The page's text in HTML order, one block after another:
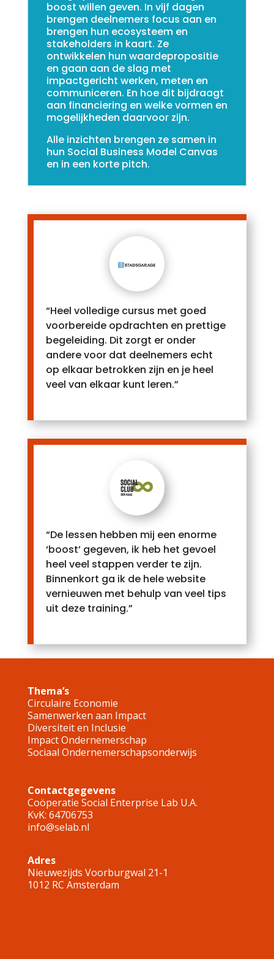
boost willen geven. In vijf dagen
brengen deelnemers focus aan en
brengen hun ecosysteem en
stakeholders in kaart. Ze
ontwikkelen hun waardepropositie
en gaan aan de slag met
impactgericht werken, meten en
communiceren. En hoe dit bijdraagt
aan financiering en welke vormen en
mogelijkheden daarvoor zijn.
Alle inzichten brengen ze samen in
hun Social Business Model Canvas
en in een korte pitch.
“Heel volledige cursus met goed
voorbereide opdrachten en prettige
begeleiding. Dit zorgt er onder
andere voor dat deelnemers echt
op elkaar betrokken zijn en je heel
veel van elkaar kunt leren.”
“De lessen hebben mij een enorme
‘boost’ gegeven, ik heb het gevoel
heel veel stappen verder te zijn.
Binnenkort ga ik de hele website
vernieuwen met behulp van veel tips
uit deze training.”
Thema’s
Circulaire Economie
Samenwerken aan Impact
Diversiteit en Inclusie
Impact Ondernemerschap
Sociaal Ondernemerschapsonderwijs
Contactgegevens
Coöperatie Social Enterprise Lab U.A.
KvK: 64706753
info@selab.nl
Adres
Nieuwezijds Voorburgwal 21-1
1012 RC Amsterdam